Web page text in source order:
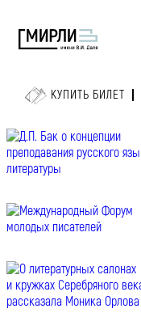
КУПИТЬ БИЛЕТ